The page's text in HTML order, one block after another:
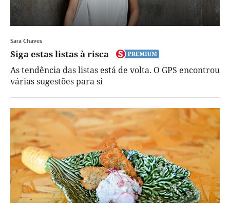
Sara Chaves
Siga estas listas à risca
As tendência das listas está de volta. O GPS encontrou
várias sugestões para si